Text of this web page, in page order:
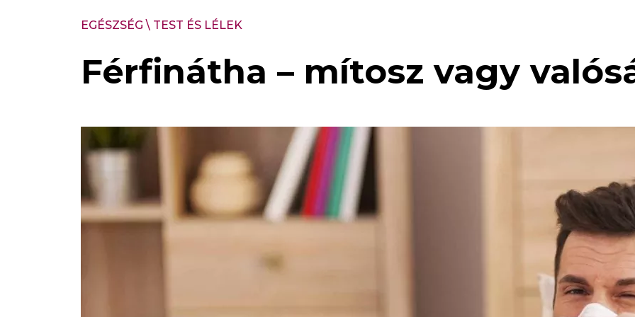
EGÉSZSÉG \ TEST ÉS LÉLEK
Férfinátha – mítosz vagy